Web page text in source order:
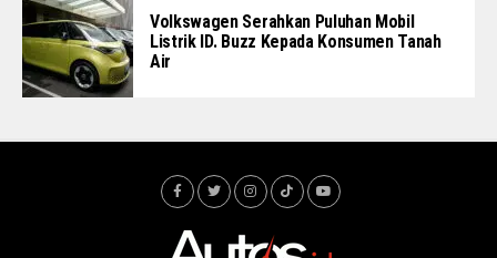
Volkswagen Serahkan Puluhan Mobil
Listrik ID. Buzz Kepada Konsumen Tanah
Air